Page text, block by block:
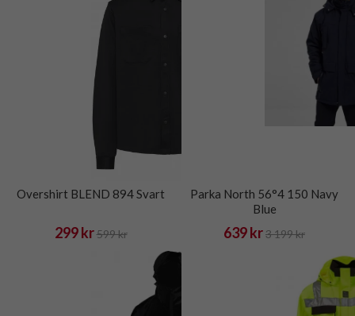
Overshirt BLEND 894 Svart
299 kr 599 kr
Parka North 56°4 150 Navy
Blue
639 kr3 199 kr